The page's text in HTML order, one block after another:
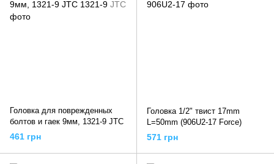
Головка для поврежденных
болтов и гаек 9мм, 1321-9 JTC
461 грн
Головка 1/2" твист 17mm
L=50mm (906U2-17 Force)
571 грн